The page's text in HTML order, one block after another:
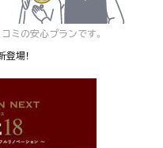
ミの安心プランです。
場！